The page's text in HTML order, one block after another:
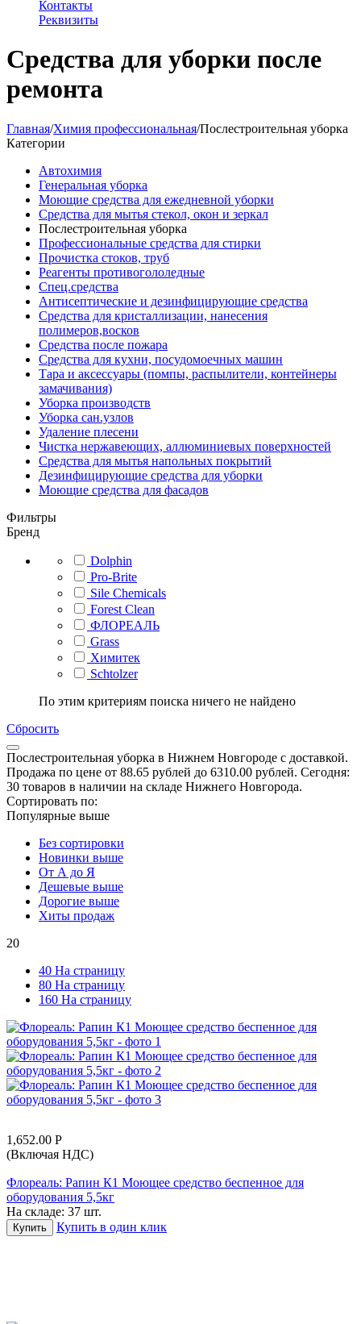
Контакты
Реквизиты
Средства для уборки после
ремонта
Главная/Химия профессиональная/Послестроительная уборка
Категории
Автохимия
Генеральная уборка
Моющие средства для ежедневной уборки
Средства для мытья стекол, окон и зеркал
Послестроительная уборка
Профессиональные средства для стирки
Прочистка стоков, труб
Реагенты противогололедные
Спец.средства
Антисептические и дезинфицирующие средства
Средства для кристаллизации, нанесения
полимеров,восков
Средства после пожара
Средства для кухни, посудомоечных машин
Тара и аксессуары (помпы, распылители, контейнеры
замачивания)
Уборка производств
Уборка сан.узлов
Удаление плесени
Чистка нержавеющих, аллюминиевых поверхностей
Средства для мытья напольных покрытий
Дезинфицирующие средства для уборки
Моющие средства для фасадов
Фильтры
Бренд
Dolphin
Pro-Brite
Sile Chemicals
Forest Clean
ФЛОРЕАЛЬ
Grass
Химитек
Schtolzer
По этим критериям поиска ничего не найдено
Сбросить
Послестроительная уборка в Нижнем Новгороде с доставкой.
Продажа по цене от 88.65 рублей до 6310.00 рублей. Сегодня:
30 товаров в наличии на складе Нижнего Новгорода.
Сортировать по:
Популярные выше
Без сортировки
Новинки выше
От А до Я
Дешевые выше
Дорогие выше
Хиты продаж
20
40 На страницу
80 На страницу
160 На страницу
1,652.00 Р
(Включая НДС)
Флореаль: Рапин К1 Моющее средство беспенное для
оборудования 5,5кг
На складе: 37 шт.
Купить Купить в один клик